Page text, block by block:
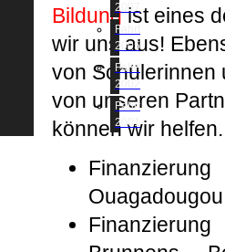
Bildungist eines
wir uns aus!
von Schülerinnen
von unseren
können wir
2007
Fahrt
2005
Fahrt
2002
Fahrt
2001